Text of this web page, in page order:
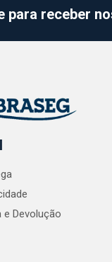
para receber
e Devolução